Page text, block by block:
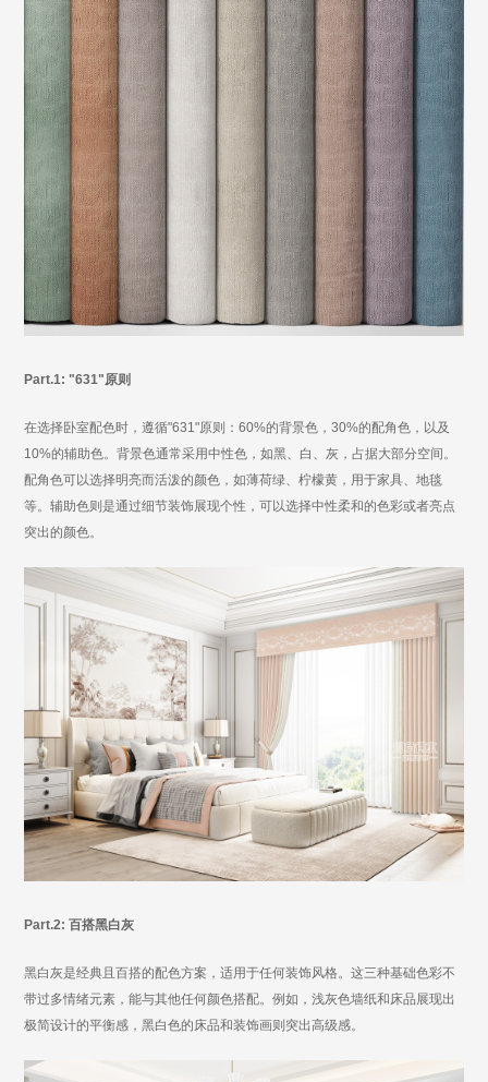
Part.1: "631"原则
在选择卧室配色时，遵循"631"原则：60%的背景色，30%的配角色，以及
10%的辅助色。背景色通常采用中性色，如黑、白、灰，占据大部分空间。
配角色可以选择明亮而活泼的颜色，如薄荷绿、柠檬黄，用于家具、地毯
等。辅助色则是通过细节装饰展现个性，可以选择中性柔和的色彩或者亮点
突出的颜色。
Part.2: 百搭黑白灰
黑白灰是经典且百搭的配色方案，适用于任何装饰风格。这三种基础色彩不
带过多情绪元素，能与其他任何颜色搭配。例如，浅灰色墙纸和床品展现出
极简设计的平衡感，黑白色的床品和装饰画则突出高级感。